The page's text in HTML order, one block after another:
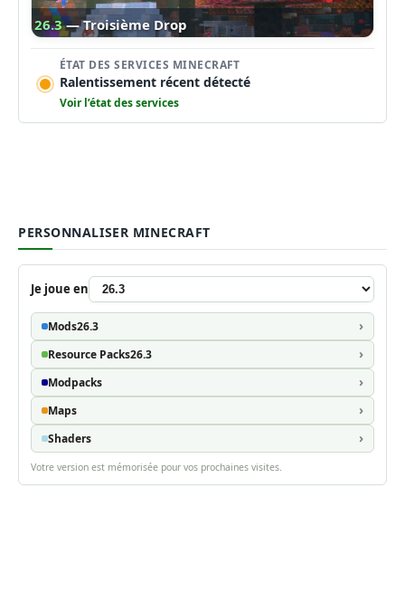
26.3 — Troisième Drop
ÉTAT DES SERVICES MINECRAFT
Ralentissement récent détecté
Voir l’état des services
PERSONNALISER MINECRAFT
Je joue en
Mods26.3
Resource Packs26.3
Modpacks
Maps
Shaders
Votre version est mémorisée pour vos prochaines visites.